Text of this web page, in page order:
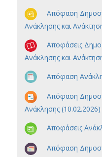
Απόφαση
Ανάκλησης και
Αποφάσεις
Ανάκλησης και
Απόφαση
Απόφαση
Ανάκλησης (10.02.2026)
Αποφάσεις
Απόφαση